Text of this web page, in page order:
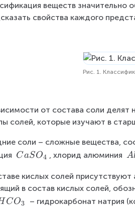
веществ значительно
свойства каждого
Рис. 1.
от состава соли делят
солей, которые изучают в
соли – сложные вещества,
C
S
O
_
CaSO4 , хлорид алюминия A
C
l
_
A
кислых солей
в состав кислых солей,
CO3 – гидрокарбонат натрия